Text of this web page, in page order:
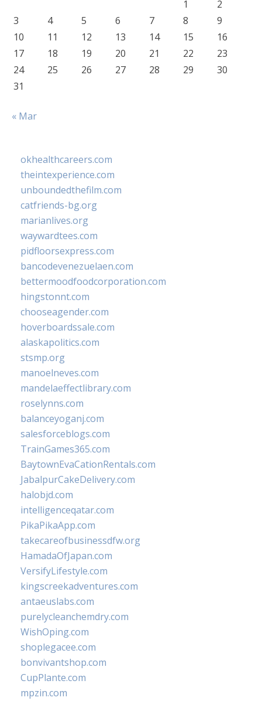
1
2
3
4 5 6 7 8
9
10
11 12 13 14 15
16
17
18 19 20 21 22
23
24
25 26 27 28 29
30
31
« Mar
okhealthcareers.com
theintexperience.com
unboundedthefilm.com
catfriends-bg.org
marianlives.org
waywardtees.com
pidfloorsexpress.com
bancodevenezuelaen.com
bettermoodfoodcorporation.com
hingstonnt.com
chooseagender.com
hoverboardssale.com
alaskapolitics.com
stsmp.org
manoelneves.com
mandelaeffectlibrary.com
roselynns.com
balanceyoganj.com
salesforceblogs.com
TrainGames365.com
BaytownEvaCationRentals.com
JabalpurCakeDelivery.com
halobjd.com
intelligenceqatar.com
PikaPikaApp.com
takecareofbusinessdfw.org
HamadaOfJapan.com
VersifyLifestyle.com
kingscreekadventures.com
antaeuslabs.com
purelycleanchemdry.com
WishOping.com
shoplegacee.com
bonvivantshop.com
CupPlante.com
mpzin.com